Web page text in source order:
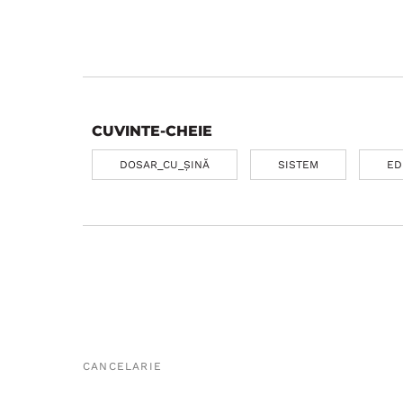
CUVINTE-CHEIE
DOSAR_CU_ȘINĂ SISTEM
CANCELARIE